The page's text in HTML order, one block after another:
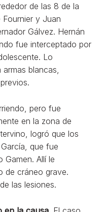
de las 8 de la
y Juan
Gálvez. Hernán
fue interceptado por
Lo
blancas,
pero fue
en la zona de
logró que los
que fue
Gamen. Allí le
de cráneo grave.
las lesiones.